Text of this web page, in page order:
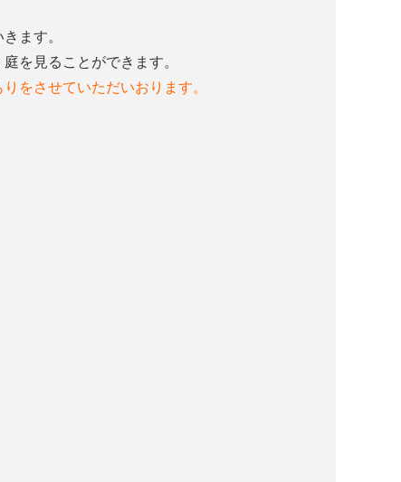
ます。
を見ることができます。
をさせていただいおります。